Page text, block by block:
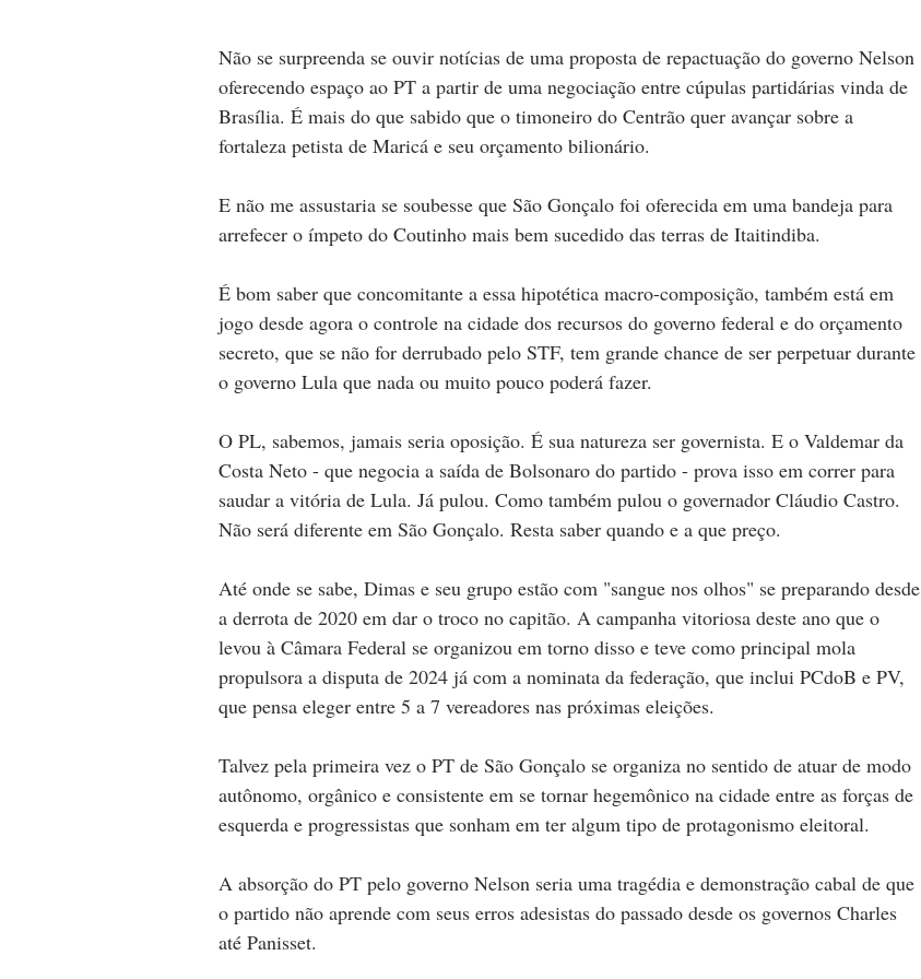
Não se surpreenda se ouvir notícias de uma proposta de repactuação do governo Nelson
oferecendo espaço ao PT a partir de uma negociação entre cúpulas partidárias vinda de
Brasília. É mais do que sabido que o timoneiro do Centrão quer avançar sobre a
fortaleza petista de Maricá e seu orçamento bilionário.
E não me assustaria se soubesse que São Gonçalo foi oferecida em uma bandeja para
arrefecer o ímpeto do Coutinho mais bem sucedido das terras de Itaitindiba.
É bom saber que concomitante a essa hipotética macro-composição, também está em
jogo desde agora o controle na cidade dos recursos do governo federal e do orçamento
secreto, que se não for derrubado pelo STF, tem grande chance de ser perpetuar durante
o governo Lula que nada ou muito pouco poderá fazer.
O PL, sabemos, jamais seria oposição. É sua natureza ser governista. E o Valdemar da
Costa Neto - que negocia a saída de Bolsonaro do partido - prova isso em correr para
saudar a vitória de Lula. Já pulou. Como também pulou o governador Cláudio Castro.
Não será diferente em São Gonçalo. Resta saber quando e a que preço.
Até onde se sabe, Dimas e seu grupo estão com "sangue nos olhos" se preparando desde
a derrota de 2020 em dar o troco no capitão. A campanha vitoriosa deste ano que o
levou à Câmara Federal se organizou em torno disso e teve como principal mola
propulsora a disputa de 2024 já com a nominata da federação, que inclui PCdoB e PV,
que pensa eleger entre 5 a 7 vereadores nas próximas eleições.
Talvez pela primeira vez o PT de São Gonçalo se organiza no sentido de atuar de modo
autônomo, orgânico e consistente em se tornar hegemônico na cidade entre as forças de
esquerda e progressistas que sonham em ter algum tipo de protagonismo eleitoral.
A absorção do PT pelo governo Nelson seria uma tragédia e demonstração cabal de que
o partido não aprende com seus erros adesistas do passado desde os governos Charles
até Panisset.